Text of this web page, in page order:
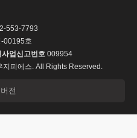
553-7793
00195호
사업신고번호 009954
피에스. All Rights Reserved.
전